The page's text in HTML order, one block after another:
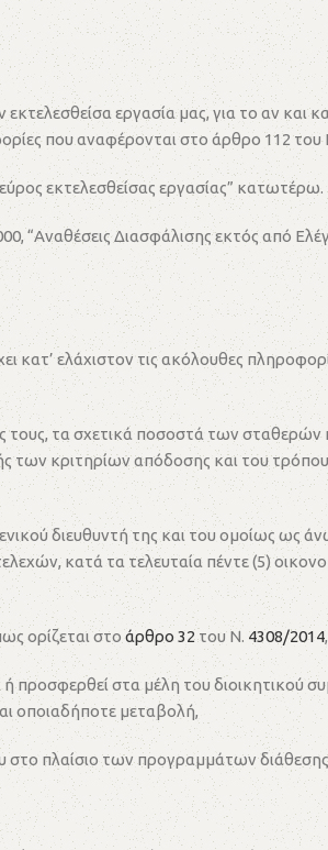
εργασία μας, για το αν
που αναφέρονται στο άρθρο 112 του
εκτελεσθείσας εργασίας” κατωτέρω.
“Αναθέσεις Διασφάλισης εκτός από
ελάχιστον τις ακόλουθες
τους, τα σχετικά ποσοστά των
κριτηρίων απόδοσης και του
διευθυντή της και του ομοίως ως
κατά τα τελευταία πέντε (5)
ορίζεται στοάρθρο 32του Ν. 4308/2014,
στα μέλη του διοικητικού
οποιαδήποτε μεταβολή,
πλαίσιο των προγραμμάτων διάθεσης